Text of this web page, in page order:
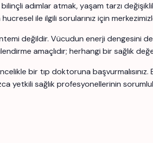
bilinçli adımlar atmak, yaşam tarzı
ile ilgili sorularınız için
değildir. Vücudun enerji dengesini
amaçlıdır; herhangi bir sağlık
bir tıp doktoruna
yetkili sağlık profesyonellerinin